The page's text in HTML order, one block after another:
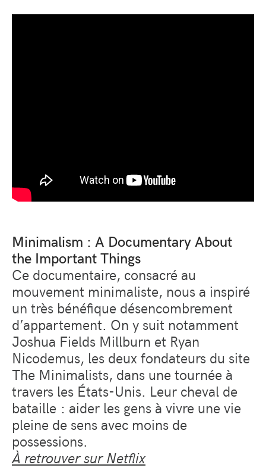
Minimalism : A Documentary About
the Important Things
Ce documentaire, consacré au
mouvement minimaliste, nous a inspiré
un très bénéfique désencombrement
d’appartement. On y suit notamment
Joshua Fields Millburn et Ryan
Nicodemus, les deux fondateurs du site
The Minimalists, dans une tournée à
travers les États-Unis. Leur cheval de
bataille : aider les gens à vivre une vie
pleine de sens avec moins de
possessions.
À retrouver sur Netflix